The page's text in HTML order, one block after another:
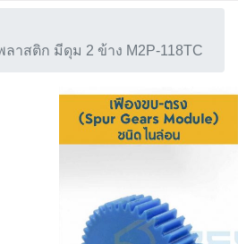
ลาสติก มีดุม 2 ข้าง M2P-118TC